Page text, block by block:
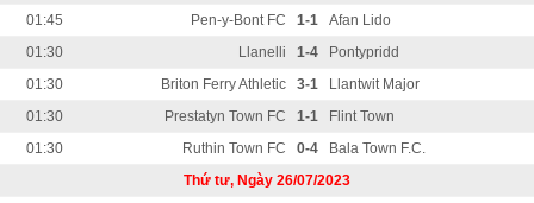
01:45
Pen-y-Bont FC 1-1
Afan Lido
01:30
Llanelli 1-4
Pontypridd
01:30
Briton Ferry Athletic 3-1
Llantwit Major
01:30
Prestatyn Town FC 1-1
Flint Town
01:30
Ruthin Town FC 0-4
Bala Town F.C.
Thứ tư, Ngày 26/07/2023